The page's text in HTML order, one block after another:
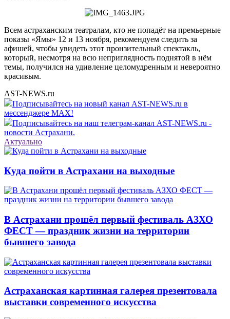
Всем астраханским театралам, кто не попадёт на премьерные
показы «Ямы» 12 и 13 ноября, рекомендуем следить за
афишей, чтобы увидеть этот пронзительный спектакль,
который, несмотря на всю неприглядность поднятой в нём
темы, получился на удивление целомудренным и невероятно
красивым.
AST-NEWS.ru
Подписывайтесь на новый канал AST-NEWS.ru в
мессенджере MAX!
Подписывайтесь на наш телеграм-канал AST-NEWS.ru -
новости Астрахани.
Актуально
Куда пойти в Астрахани на выходные
В Астрахани прошёл первый фестиваль АЗХО
ФЕСТ — праздник жизни на территории
бывшего завода
Астраханская картинная галерея презентовала
выставки современного искусства